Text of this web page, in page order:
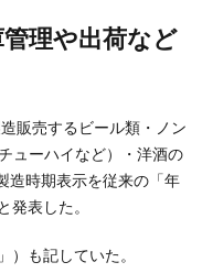
販売するビール類・ノン
ューハイなど）・洋酒の
造時期表示を従来の「年
発表した。
も記していた。